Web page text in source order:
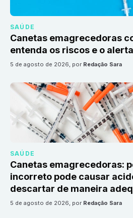
SAÚDE
Canetas emagrecedoras
entenda os riscos e o
5 de agosto de 2026, por Redação Sara
SAÚDE
Canetas emagrecedoras:
incorreto pode causar
descartar de maneira
5 de agosto de 2026, por Redação Sara